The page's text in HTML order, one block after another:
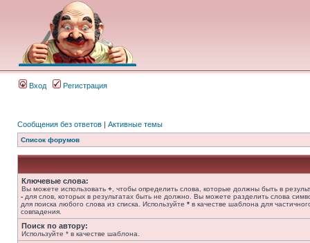
Вход Регистрация
Сообщения без ответов | Активные темы
Список форумов
Ключевые слова:
Вы можете использовать + , чтобы определить слова, которые должны быть в
- для слов, которых в результатах быть не должно. Вы можете разделить слова
для поиска любого слова из списка. Используйте * в качестве шаблона для
совпадения.
Поиск по автору:
Используйте * в качестве шаблона.